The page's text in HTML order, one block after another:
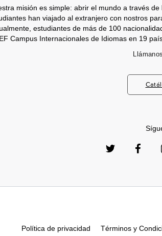
misión es simple: abrir el mundo a través
han viajado al extranjero con nostros
estudiantes de más de 100
Campus Internacionales de Idiomas en 19
Llámanos
Política de privacidad Términos y